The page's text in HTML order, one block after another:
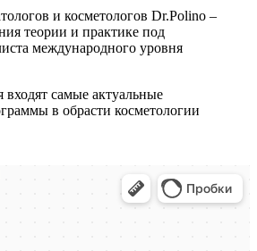
и косметологов Dr.Polino –
теории и практике под
международного уровня
самые актуальные
в обрасти косметологии